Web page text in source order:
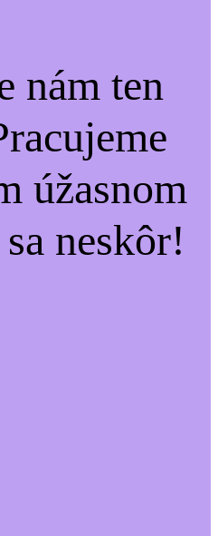
nám ten
úžasnom
neskôr!